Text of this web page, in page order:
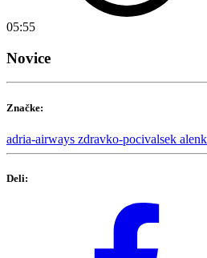
05:55
Novice
Značke:
adria-airways zdravko-pocivalsek
Deli: